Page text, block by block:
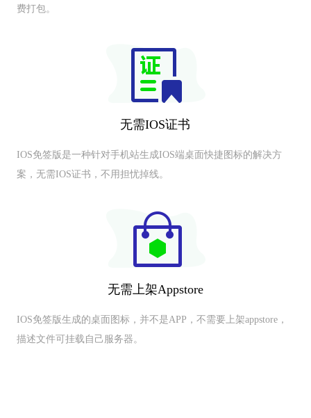
费打包。
无需IOS证书
IOS免签版是一种针对手机站生成IOS端桌面快捷图标的解决方
案，无需IOS证书，不用担忧掉线。
无需上架Appstore
IOS免签版生成的桌面图标，并不是APP，不需要上架appstore，
描述文件可挂载自己服务器。